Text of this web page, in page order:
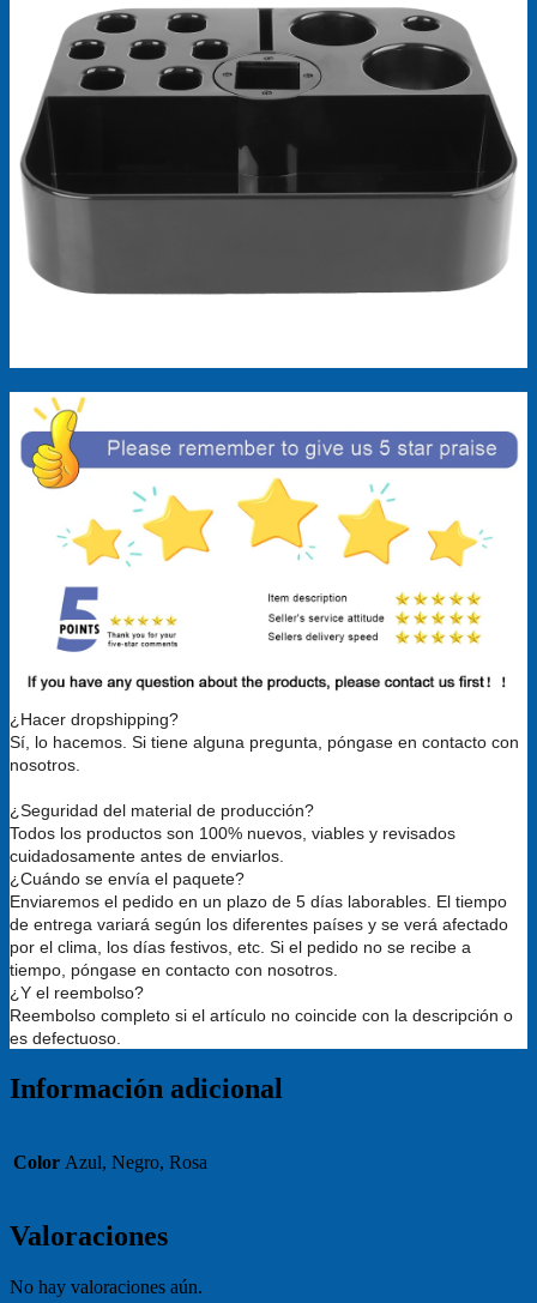
¿Hacer dropshipping?
Sí, lo hacemos. Si tiene alguna pregunta, póngase en contacto con
nosotros.
¿Seguridad del material de producción?
Todos los productos son 100% nuevos, viables y revisados
cuidadosamente antes de enviarlos.
¿Cuándo se envía el paquete?
Enviaremos el pedido en un plazo de 5 días laborables. El tiempo
de entrega variará según los diferentes países y se verá afectado
por el clima, los días festivos, etc. Si el pedido no se recibe a
tiempo, póngase en contacto con nosotros.
¿Y el reembolso?
Reembolso completo si el artículo no coincide con la descripción o
es defectuoso.
Información adicional
Color Azul, Negro, Rosa
Valoraciones
No hay valoraciones aún.